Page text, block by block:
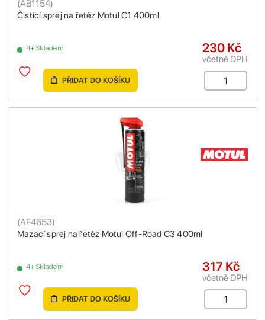
Čistící sprej na řetěz Motul C1 400ml
(AB1154)
4+ Skladem 230 Kč
včetně DPH
PŘIDAT DO KOŠÍKU
Mazací sprej na řetěz Motul Off-Road C3 400ml
(AF4653)
4+ Skladem 317 Kč
včetně DPH
PŘIDAT DO KOŠÍKU